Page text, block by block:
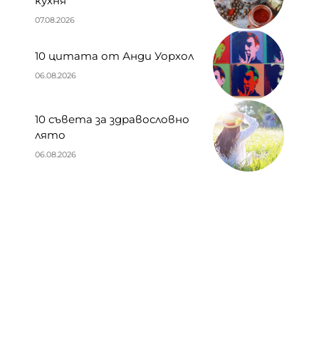
07.08.2026
10 цитата от Анди Уорхол
06.08.2026
10 съвета за здравословно
лято
06.08.2026